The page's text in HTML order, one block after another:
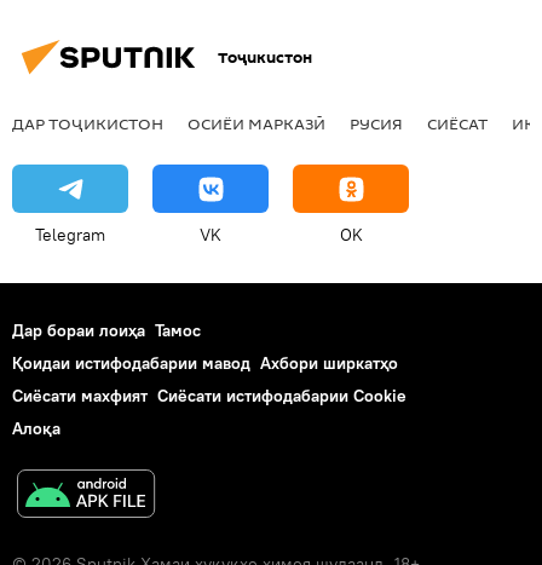
Тоҷикистон
ДАР ТОҶИКИСТОН ОСИЁИ МАРКАЗӢ РУСИЯ СИЁСАТ
Telegram VK OK
Дар бораи лоиҳа Тамос
Қоидаи истифодабарии мавод Ахбори ширкатҳо
Сиёсати махфият Сиёсати истифодабарии Cookie
Алоқа